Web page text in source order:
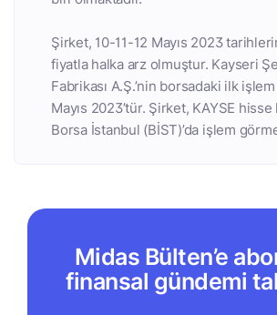
Şirket, 10-11-12 Mayıs 2023
fiyatla halka arz olmuştur. Kayseri
Fabrikası A.Ş.’nin borsadaki ilk
Mayıs 2023’tür. Şirket, KAYSE
Borsa İstanbul (BİST)’da işlem
Midas Bülten’e
finansal gündemi